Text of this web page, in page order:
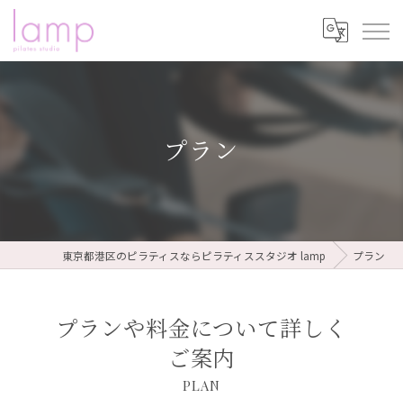
プラン
東京都港区のピラティスならピラティススタジオ lamp プラン
プランや料金について詳しく
ご案内
PLAN